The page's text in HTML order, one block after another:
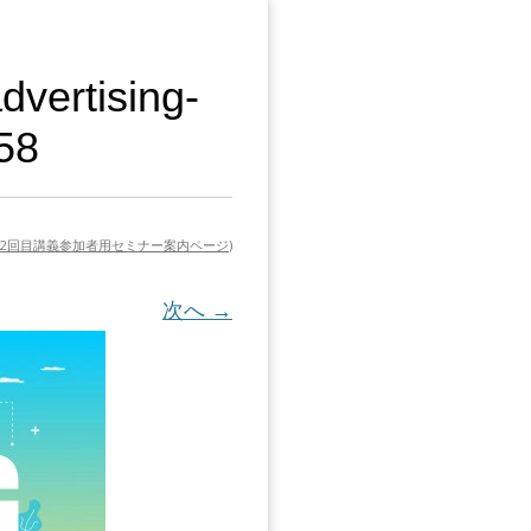
2回目講義参加者用セミナー案内ページ)
次へ →